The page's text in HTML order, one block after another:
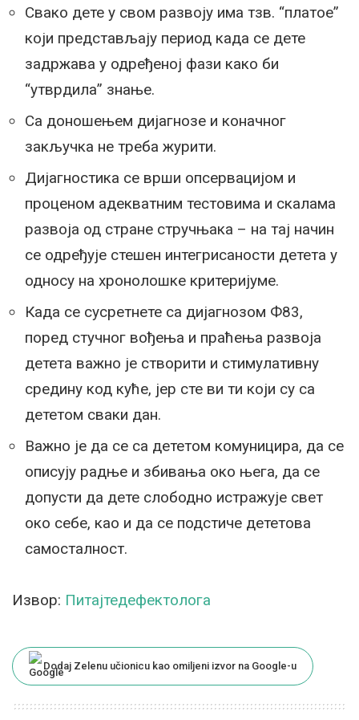
Свако дете у свом развоју има тзв. “платое”
који представљају период када се дете
задржава у одређеној фази како би
“утврдила” знање.
Са доношењем дијагнозе и коначног
закључка не треба журити.
Дијагностика се врши опсервацијом и
проценом адекватним тестовима и скалама
развоја од стране стручњака – на тај начин
се одређује стешен интегрисаности детета у
односу на хронолошке критеријуме.
Када се сусретнете са дијагнозом Ф83,
поред стучног вођења и праћења развоја
детета важно је створити и стимулативну
средину код куће, јер сте ви ти који су са
дететом сваки дан.
Важно је да се са дететом комуницира, да се
описују радње и збивања око њега, да се
допусти да дете слободно истражује свет
око себе, као и да се подстиче дететова
самосталност.
Извор: Питајтедефектолога
Dodaj Zelenu učionicu kao omiljeni izvor na Google-u